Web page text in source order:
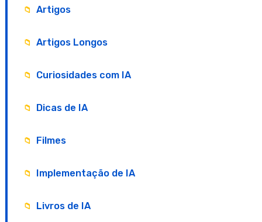
Artigos
Artigos Longos
Curiosidades com IA
Dicas de IA
Filmes
Implementação de IA
Livros de IA